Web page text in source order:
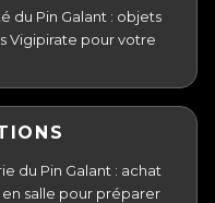
du Pin Galant : objets
Vigipirate pour votre
du Pin Galant : achat
salle pour préparer